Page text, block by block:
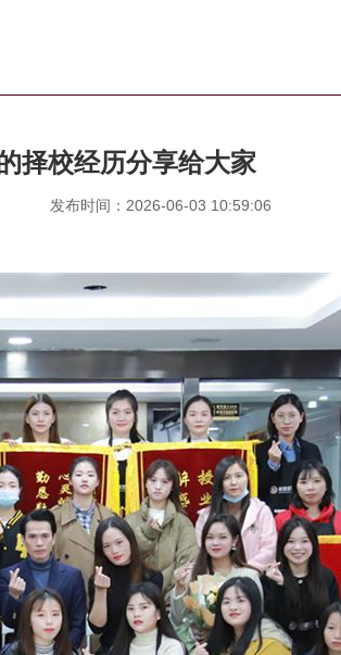
择校经历分享给大家
发布时间：2026-06-03 10:59:06